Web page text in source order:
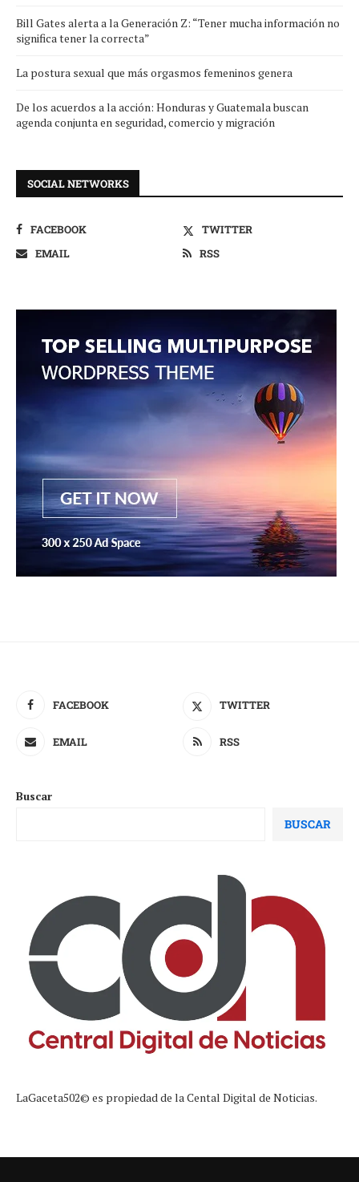
Bill Gates alerta a la Generación Z: “Tener mucha información no
significa tener la correcta”
La postura sexual que más orgasmos femeninos genera
De los acuerdos a la acción: Honduras y Guatemala buscan
agenda conjunta en seguridad, comercio y migración
SOCIAL NETWORKS
FACEBOOK
TWITTER
EMAIL
RSS
FACEBOOK TWITTER
EMAIL RSS
Buscar
BUSCAR
LaGaceta502© es propiedad de la Cental Digital de Noticias.